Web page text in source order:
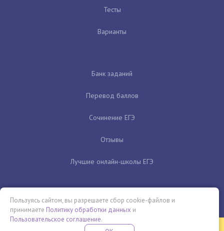
Тесты
Варианты
Банк заданий
Перевод баллов
Сочинение ЕГЭ
Отзывы
Лучшие онлайн-школы ЕГЭ
Пользуясь сайтом, вы разрешаете сбор cookie-файлов и
принимаете Политику обработки данных и
Пользовательское соглашение.